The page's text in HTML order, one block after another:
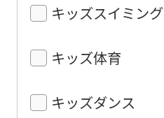
キッズスイミング
キッズ体育
キッズダンス